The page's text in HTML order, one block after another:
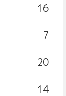
16
7
20
14